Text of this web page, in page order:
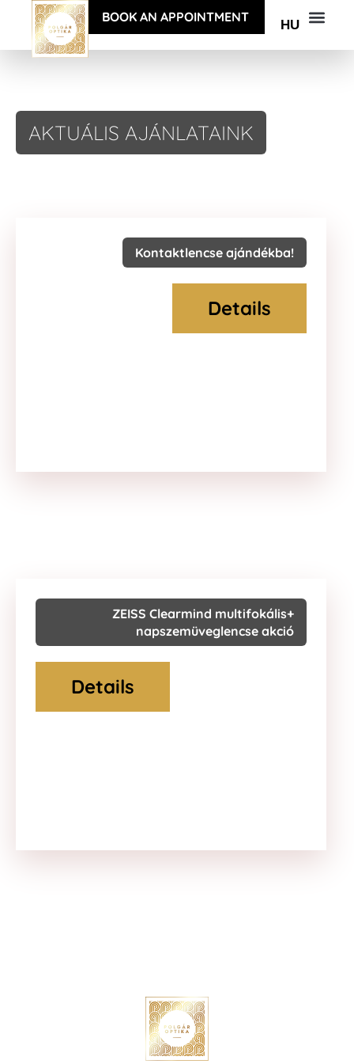
BOOK AN APPOINTMENT HU
AKTUÁLIS AJÁNLATAINK
Kontaktlencse ajándékba!
Details
ZEISS Clearmind multifokális+
napszemüveglencse akció
Details